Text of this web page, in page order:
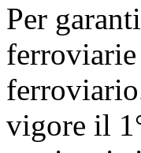
Per
ferroviarie
vigore il